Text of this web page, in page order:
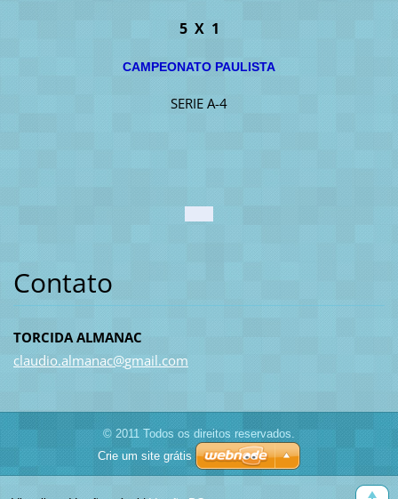
5 X 1
CAMPEONATO PAULISTA
SERIE A-4
Contato
TORCIDA ALMANAC
claudio.almanac@gmail.com
© 2011 Todos os direitos reservados.
Crie um site grátis